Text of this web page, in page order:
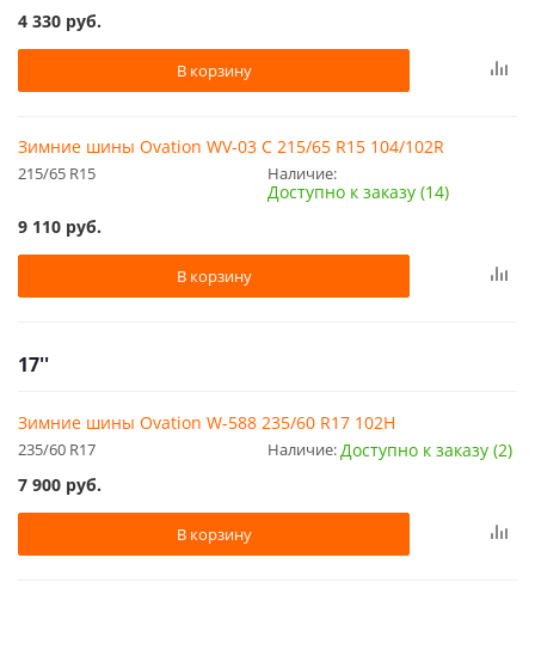
4 330 руб.
В корзину
Зимние шины Ovation WV-03 C 215/65 R15 104/102R
215/65 R15 Наличие:
Доступно к заказу (14)
9 110 руб.
В корзину
17''
Зимние шины Ovation W-588 235/60 R17 102H
235/60 R17 Наличие:Доступно к заказу (2)
7 900 руб.
В корзину